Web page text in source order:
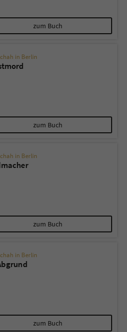
zum Buch
in Berlin
zum Buch
in Berlin
zum Buch
in Berlin
zum Buch